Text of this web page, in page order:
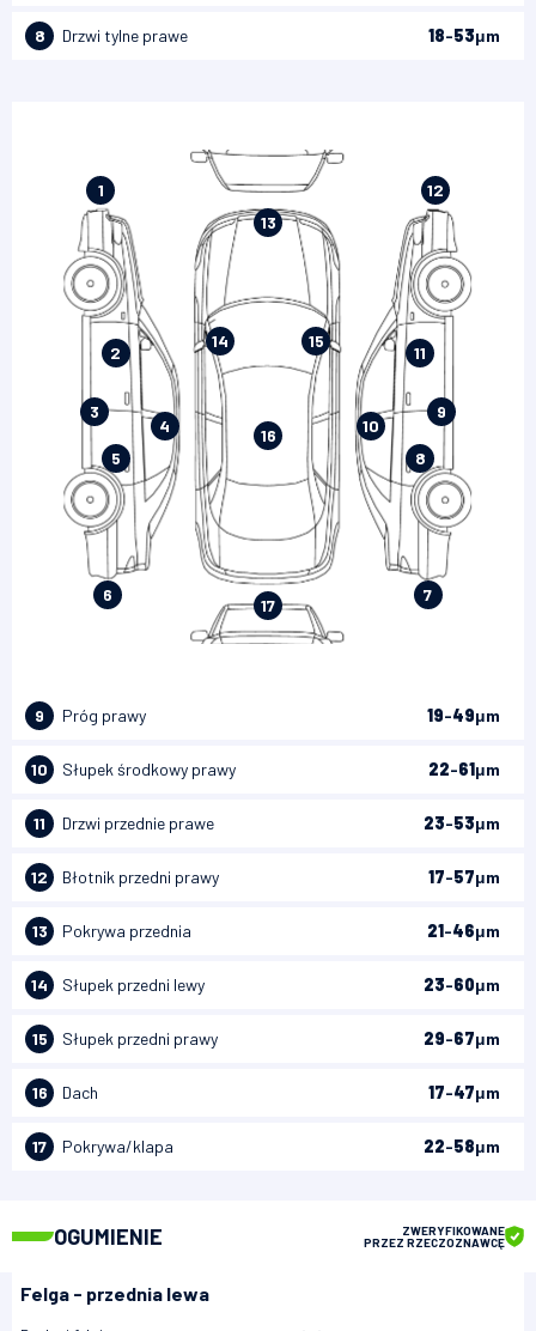
8 Drzwi tylne prawe 18-53μm
1
2
3
4
5
6 7
8
9
10
11
12
13
14 15
16
17
9 Próg prawy 19-49μm
10 Słupek środkowy prawy 22-61μm
11 Drzwi przednie prawe 23-53μm
12 Błotnik przedni prawy 17-57μm
13 Pokrywa przednia 21-46μm
14 Słupek przedni lewy 23-60μm
15 Słupek przedni prawy 29-67μm
16 Dach 17-47μm
17 Pokrywa/klapa 22-58μm
OGUMIENIE
ZWERYFIKOWANE
PRZEZ RZECZOZNAWCĘ
Felga - przednia lewa